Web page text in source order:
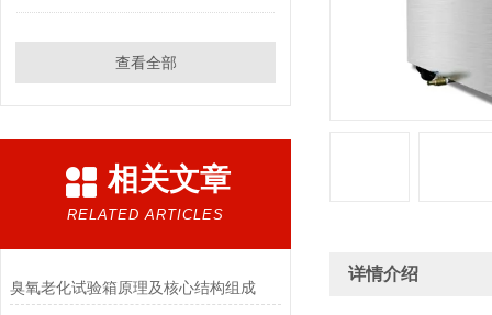
查看全部
相关文章
RELATED ARTICLES
臭氧老化试验箱原理及核心结构组成
详情介绍